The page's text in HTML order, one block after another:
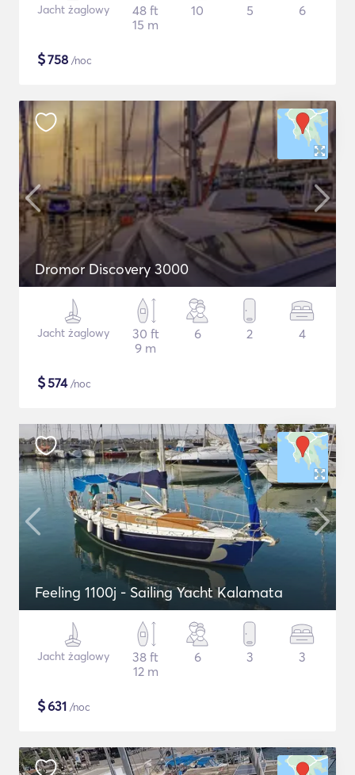
Jacht żaglowy
48 ft
15 m
10 5 6
$758 /noc
Dromor Discovery 3000
Jacht żaglowy
30 ft
9 m
6 2 4
$574/noc
Feeling 1100j - Sailing Yacht Kalamata
Jacht żaglowy
38 ft
12 m
6 3 3
$631 /noc